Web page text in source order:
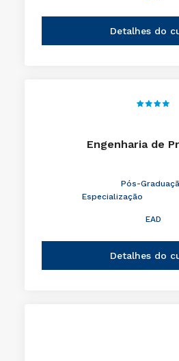
Detalhes do
Engenharia de
Pós-
Especialização
EAD
Detalhes do